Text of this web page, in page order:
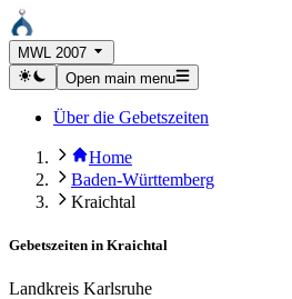
MWL 2007
Open main menu
Über die Gebetszeiten
Home
Baden-Württemberg
Kraichtal
Gebetszeiten in Kraichtal
Landkreis Karlsruhe